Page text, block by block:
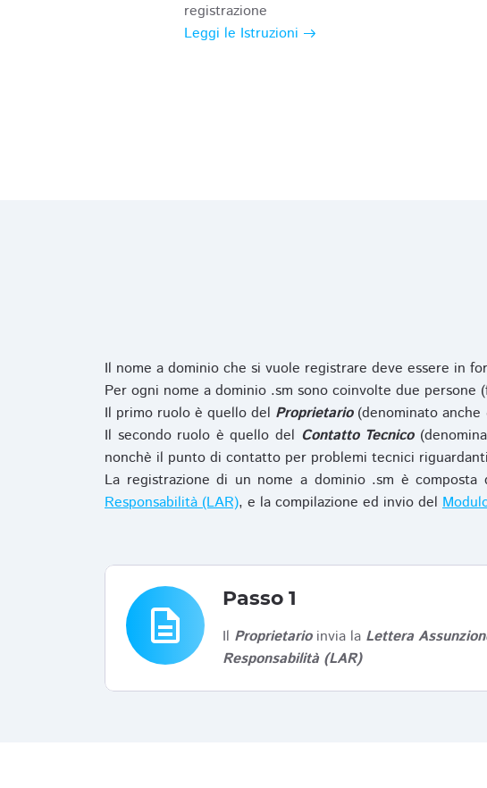
registrazione
Leggi le Istruzioni
Il nome a dominio che si vuole registrare deve essere in
Per ogni nome a dominio .sm sono coinvolte due
Il primo ruolo è quello del Proprietario(denominato anche
Il secondo ruolo è quello del Contatto Tecnico
nonchè il punto di contatto per problemi tecnici
La registrazione di un nome a dominio .sm è
Responsabilità (LAR), e la compilazione ed invio del
description
Passo 1
Il Proprietarioinvia la Lettera
Responsabilità (LAR)